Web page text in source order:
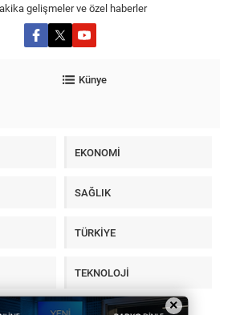
gelişmeler ve özel haberler
Künye
EKONOMİ
SAĞLIK
TÜRKİYE
TEKNOLOJİ
×